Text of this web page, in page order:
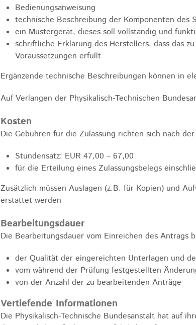
Bedienungsanweisung
technische Beschreibung der Komponenten des
ein Mustergerät, dieses soll vollständig und
schriftliche Erklärung des Herstellers, dass das
Voraussetzungen erfüllt
Ergänzende technische Beschreibungen können in
Auf Verlangen der Physikalisch-Technischen
Kosten
Die Gebühren für die Zulassung richten sich nach
Stundensatz: EUR 47,00 – 67,00
für die Erteilung eines Zulassungsbelegs
Zusätzlich müssen Auslagen (z.B. für Kopien) und
erstattet werden
Bearbeitungsdauer
Die Bearbeitungsdauer vom Einreichen des Antrags
der Qualität der eingereichten Unterlagen und
vom während der Prüfung festgestellten
von der Anzahl der zu bearbeitenden Anträge
Vertiefende Informationen
Die Physikalisch-Technische Bundesanstalt hat auf